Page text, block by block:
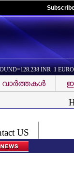
INR 1
വാര്‍ത്തകള്‍
US